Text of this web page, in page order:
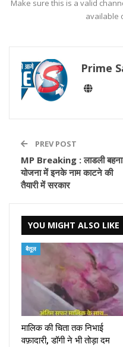
Make sure this is a valid
available
Prime
PREV POST
MP Breaking : लाडली बहना
योजना में इनके नाम काटने की
तैयारी में सरकार
YOU MIGHT ALSO LIKE
बैतूल
मालिक की चिता तक निभाई
वफ़ादारी, डॉगी ने भी तोड़ा दम